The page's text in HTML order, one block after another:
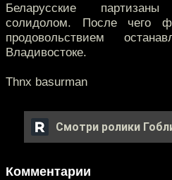
Беларусские
солидолом. После чего
продовольствием
Владивостоке.
Thnx basurman
Смотри ролики
Комментарии